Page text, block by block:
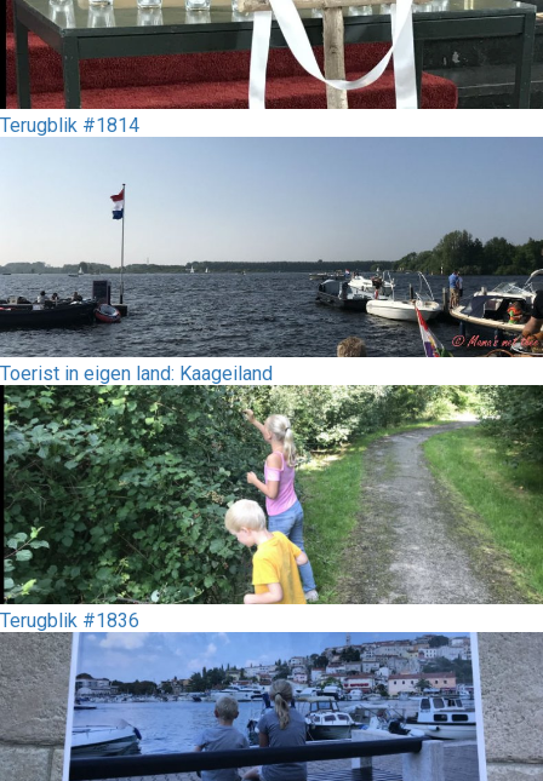
Terugblik #1814
Toerist in eigen land: Kaageiland
Terugblik #1836